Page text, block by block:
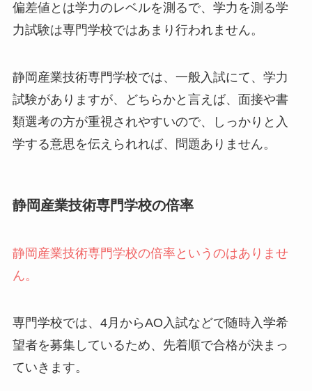
偏差値とは学力のレベルを測るで、学力を測る学
力試験は専門学校ではあまり行われません。
静岡産業技術専門学校では、一般入試にて、学力
試験がありますが、どちらかと言えば、面接や書
類選考の方が重視されやすいので、しっかりと入
学する意思を伝えられれば、問題ありません。
静岡産業技術専門学校の倍率
静岡産業技術専門学校の倍率というのはありませ
ん。
専門学校では、4月からAO入試などで随時入学希
望者を募集しているため、先着順で合格が決まっ
ていきます。